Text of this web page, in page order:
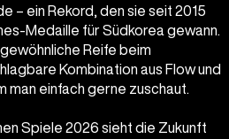
– ein Rekord, den sie seit 2015
Medaille für Südkorea gewann.
Reife beim
Kombination aus Flow und
man einfach gerne zuschaut.
Spiele 2026 sieht die Zukunft